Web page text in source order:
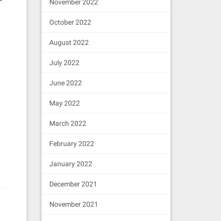
November 2022
October 2022
August 2022
July 2022
June 2022
May 2022
March 2022
February 2022
January 2022
December 2021
November 2021